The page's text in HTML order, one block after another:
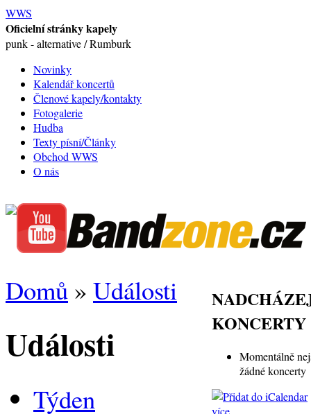
WWS
Oficielní stránky kapely
punk - alternative / Rumburk
Novinky
Kalendář koncertů
Členové kapely/kontakty
Fotogalerie
Hudba
Texty písní/Články
Obchod WWS
O nás
Domů » Události
Události
Týden
KONCERTY
Momentálně
žádné koncerty
více